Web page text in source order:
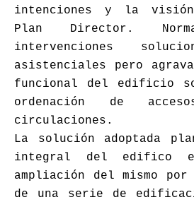
intenciones y la
Plan Director.
intervenciones
asistenciales pero
funcional del edificio
ordenación de
circulaciones.
La solución adoptada
integral del edifico
ampliación del mismo
de una serie de